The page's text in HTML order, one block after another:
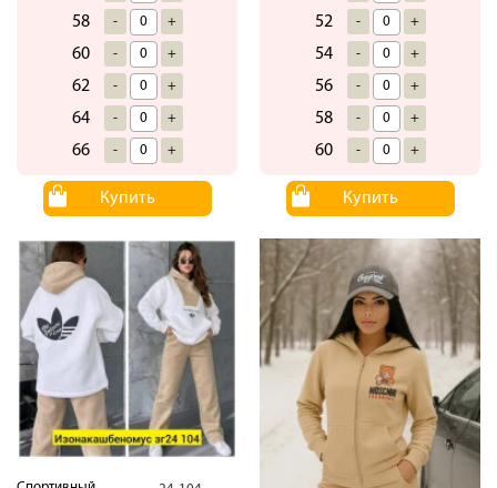
58 - +
60 - +
62 - +
64 - +
66 - +
Купить
52 - +
54 - +
56 - +
58 - +
60 - +
Купить